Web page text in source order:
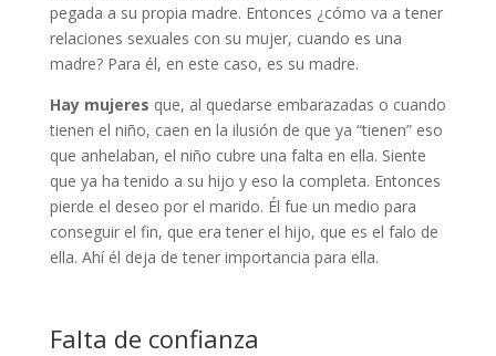
pegada a su propia madre. Entonces ¿cómo va a tener
relaciones sexuales con su mujer, cuando es una
madre? Para él, en este caso, es su madre.
Hay mujeres que, al quedarse embarazadas o cuando
tienen el niño, caen en la ilusión de que ya “tienen” eso
que anhelaban, el niño cubre una falta en ella. Siente
que ya ha tenido a su hijo y eso la completa. Entonces
pierde el deseo por el marido. Él fue un medio para
conseguir el fin, que era tener el hijo, que es el falo de
ella. Ahí él deja de tener importancia para ella.
Falta de confianza